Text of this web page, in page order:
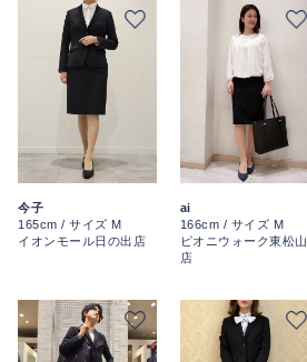
今子
165cm / サイズ M
イオンモール日の出店
ai
166cm / サイズ M
ピオニウォーク東松山
店